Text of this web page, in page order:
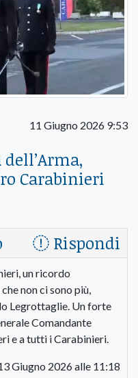
11 Giugno 2026 9:53
dell’Arma,
Carabinieri
Rispondi
un ricordo
non ci sono più,
Legrottaglie. Un forte
Comandante
e a tutti i Carabinieri.
Giugno 2026 alle 11:18